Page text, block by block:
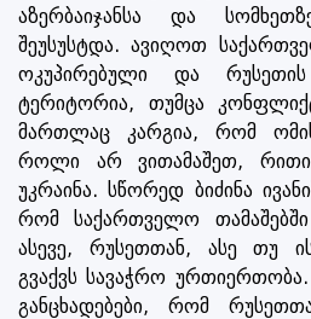
აზერბაიჯანსა და
შეუსუსტდა. ავიღოთ
ოკუპირებული და
ტერიტორია, თუმცა
მართლაც კარგია, რომ ომის
როლი არ ვითამაშეთ,
უკრაინა. სწორედ ბიძინა
რომ საქართველო
ასევე, რუსეთთან, ასე თუ
გვაქვს სავაჭრო
განცხადებები, რომ